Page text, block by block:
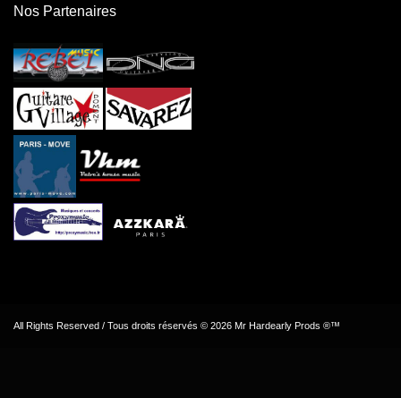
Nos Partenaires
All Rights Reserved / Tous droits réservés © 2026 Mr Hardearly Prods ®™